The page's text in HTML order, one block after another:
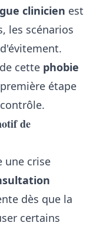
clinicien est
les scénarios
cette phobie
étape
de
une crise
dès que la
certains